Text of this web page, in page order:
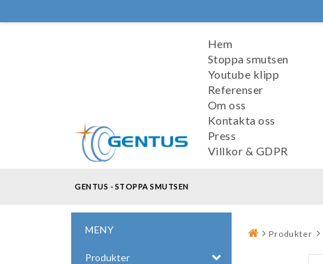
Hem
Stoppa smutsen
Youtube klipp
Referenser
Om oss
Kontakta oss
Press
Villkor & GDPR
GENTUS - STOPPA SMUTSEN
MENY
Produkter
Produkter